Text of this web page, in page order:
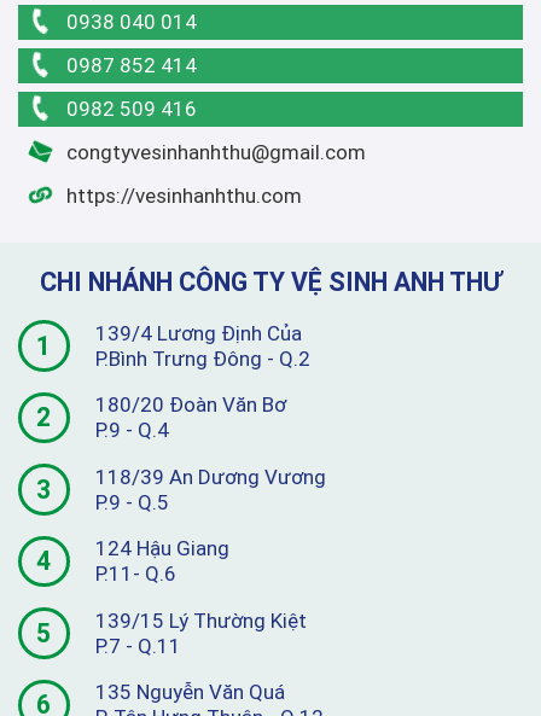
0938 040 014
0987 852 414
0982 509 416
congtyvesinhanhthu@gmail.com
https://vesinhanhthu.com
CHI NHÁNH CÔNG TY VỆ SINH ANH THƯ
1
139/4 Lương Định Của
P.Bình Trưng Đông - Q.2
2
180/20 Đoàn Văn Bơ
P.9 - Q.4
3
118/39 An Dương Vương
P.9 - Q.5
4
124 Hậu Giang
P.11- Q.6
5
139/15 Lý Thường Kiệt
P.7 - Q.11
6
135 Nguyễn Văn Quá